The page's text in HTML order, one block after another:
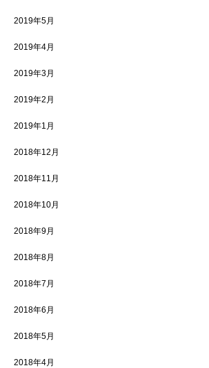
2019年5月
2019年4月
2019年3月
2019年2月
2019年1月
2018年12月
2018年11月
2018年10月
2018年9月
2018年8月
2018年7月
2018年6月
2018年5月
2018年4月